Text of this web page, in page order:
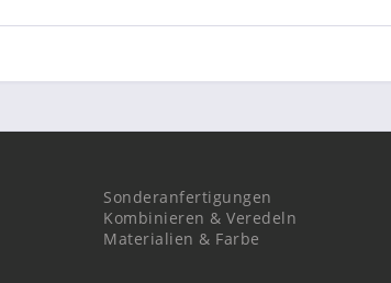
Sonderanfertigungen
Kombinieren & Veredeln
Materialien & Farbe